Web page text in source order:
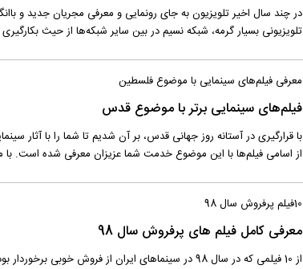
در چند سال اخیر تلویزیون به جای رونمایی و معرفی مجریان جدید و
تلویزیونی بسیار گرمه، شبکه نسیم در بین سایر شبکه‌ها از حیث
معرفی فیلم‌های سینمایی با موضوع فلسطین
فیلم‌های سینمایی برتر با موضوع قدس
با قرارگیری در آستانه روز جهانی قدس، بر آن شدیم تا شما را با آثار
از اسامی فیلم‌ها با این موضوع خدمت شما عزیزان معرفی شده است. با
10فیلم پر‌فروش سال 98
معرفی کامل فیلم های پرفروش سال 98
از 10 فیلمی که در سال 98 در سینماهای ایران از فروش خوبی برخوردار بودند، بخش قابل توجهی از پرفروش‌ترین ها سهم فیلم‌های کمدی شد.